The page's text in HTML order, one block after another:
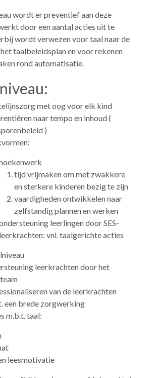
wordt er preventief aan deze
door een aantal acties uit te
wordt verwezen voor taal naar de
taalbeleidsplan en voor rekenen
rond automatisatie.
met oog voor elk kind
naar tempo en inhoud (
)
tijd vrijmaken om met zwakkere
en sterkere kinderen bezig te zijn
vaardigheden ontwikkelen naar
zelfstandig plannen en werken
leerlingen door SES-
leerkrachten: vnl. taalgerichte acties
leerkrachten door het
van de leerkrachten
een brede zorgwerking
m.b.t. taal:
leesmotivatie